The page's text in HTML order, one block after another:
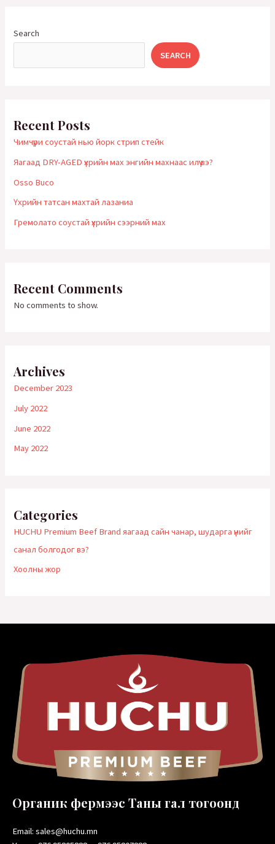
Search
SEARCH
Recent Posts
Чимчүри соустай нью йорк стрип стейк
Яагаад DRY-AGED үхрийн мах энгийн махнаас илүү вэ?
Оsso Buco
Үхрийн татсан махтай лазаниа
Гремолато соустай үхрийн сээрний мах
Recent Comments
No comments to show.
Archives
December 2023
July 2022
June 2022
May 2022
Categories
HUCHU Premium Beef Brand яагаад сайн чанар, шударга үнийг
санал болгодог вэ?
Хоолны жор
мах
энгийн
илүү вэ?
Органик фермээс Таны гал тогоонд
Email: sales@huchu.mn